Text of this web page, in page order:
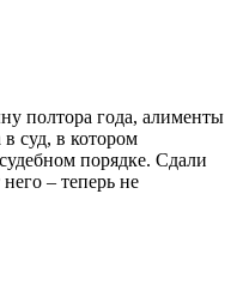
полтора года, алименты
суд, в котором
порядке. Сдали
– теперь не